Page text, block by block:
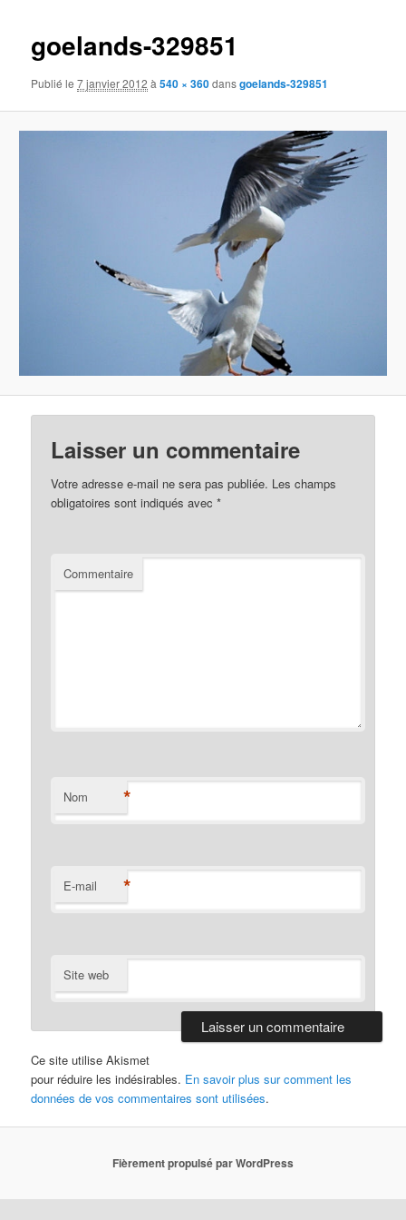
goelands-329851
Publié le7 janvier 2012 à540 × 360dansgoelands-329851
Laisser un commentaire
Votre adresse e-mail ne sera pas publiée. Les champs
obligatoires sont indiqués avec*
Commentaire
Nom *
E-mail *
Site web
Ce site utilise Akismet
pour réduire les indésirables. En savoir plus sur comment les
données de vos commentaires sont utilisées.
Fièrement propulsé par WordPress